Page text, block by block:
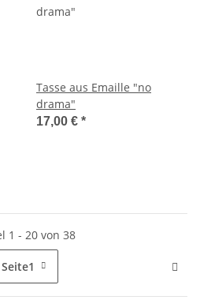
Tasse aus Emaille "no
drama"
17,00 € *
1 - 20 von 38
Seite1